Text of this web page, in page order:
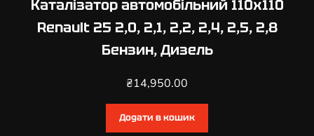
Каталізатор автомобільний 110х110
Renault 25 2,0, 2,1, 2,2, 2,4, 2,5, 2,8
Бензин, Дизель
₴14,950.00
Додати в кошик